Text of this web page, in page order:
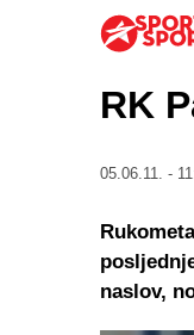
RK
05.06.11. -
naslov,